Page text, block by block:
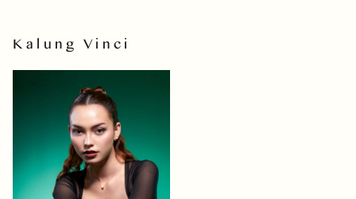
Kalung Vinci